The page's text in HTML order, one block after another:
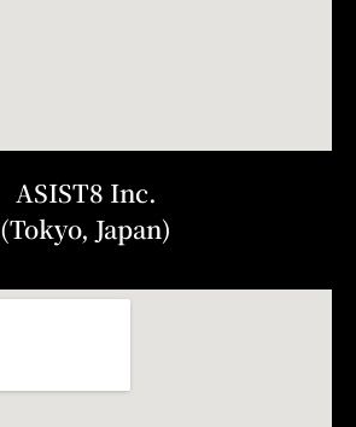
ASIST8 Inc.
(Tokyo, Japan)